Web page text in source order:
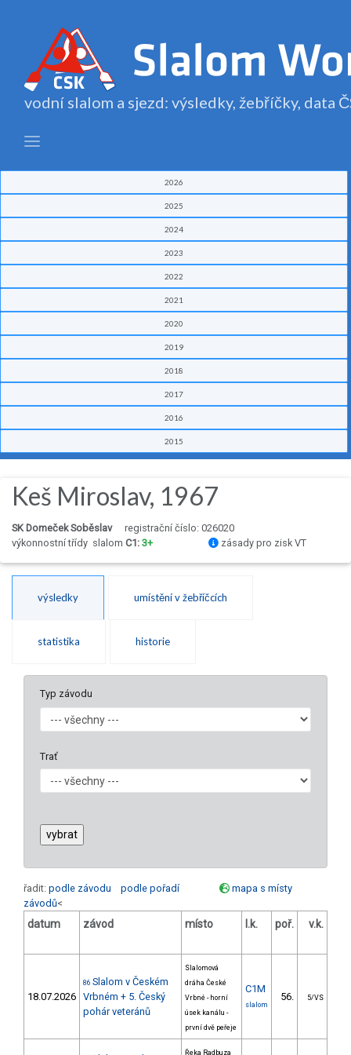
vodní slalom a sjezd: výsledky, žebříčky, data
2026
2025
2024
2023
2022
2021
2020
2019
2018
2017
2016
2015
Keš Miroslav, 1967
SK Domeček Soběslav
registrační číslo: 026020
výkonnostní třídy slalom C1: 3+ zásady pro zisk VT
výsledky umístění v žebříčcích
statistika historie
Typ závodu
Trať
řadit: podle závodu podle pořadí
mapa s místy
závodů<
datum závod místo l.k. poř. v.k.
18.07.2026
86 Slalom v Českém
Vrbném + 5. Český
pohár veteránů
Slalomová
dráha České
Vrbné - horní
úsek kanálu -
první dvě peřeje
C1M
slalom
56. 5/VS
Řeka Radbuza